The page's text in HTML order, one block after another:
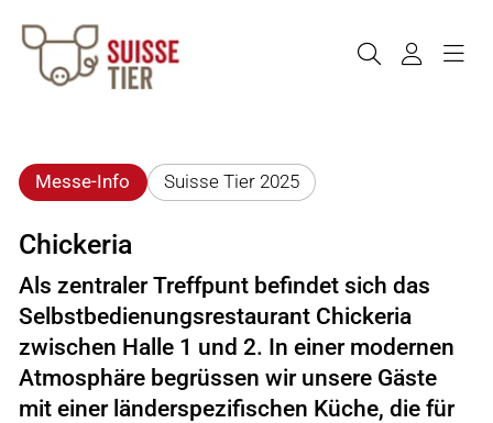
Messe-Info Suisse Tier 2025
Chickeria
Als zentraler Treffpunt befindet sich das
Selbstbedienungsrestaurant Chickeria
zwischen Halle 1 und 2. In einer modernen
Atmosphäre begrüssen wir unsere Gäste
mit einer länderspezifischen Küche, die für